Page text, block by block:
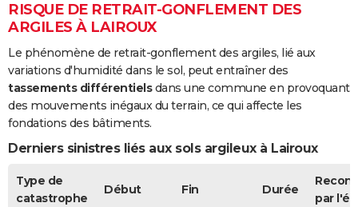
RISQUE DE RETRAIT-GONFLEMENT DES
ARGILES À LAIROUX
Le phénomène de retrait-gonflement des argiles, lié aux
variations d'humidité dans le sol, peut entraîner des
tassements différentielsdans une commune en provoquant
des mouvements inégaux du terrain, ce qui affecte les
fondations des bâtiments.
Derniers sinistres liés aux sols argileux à Lairoux
Type de
catastrophe
Début Fin Durée
par